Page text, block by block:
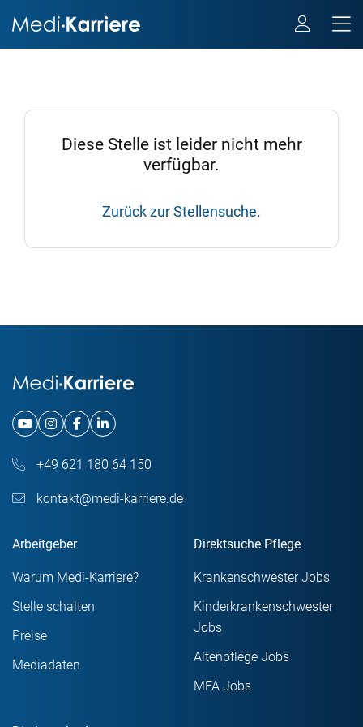
Diese Stelle ist leider nicht mehr
verfügbar.
Zurück zur Stellensuche.
+49 621 180 64 150
kontakt@medi-karriere.de
Arbeitgeber
Warum Medi-Karriere?
Stelle schalten
Preise
Mediadaten
Direktsuche Pflege
Krankenschwester Jobs
Kinderkrankenschwester
Jobs
Altenpflege Jobs
MFA Jobs